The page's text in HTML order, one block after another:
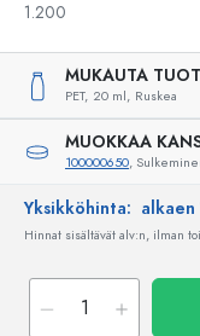
1.200
MUKAUTA
PET, 20 ml, Ruskea
MUOKKAA
100000650,
Yksikköhinta: alkaen
Hinnat sisältävät alv:n, ilman